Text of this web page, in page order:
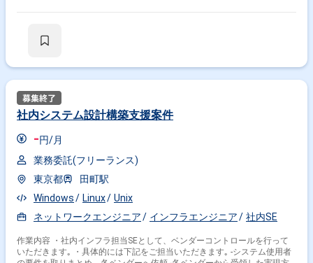
社内システム設計構築支援案件
-円/月
業務委託(フリーランス)
東京都
田町駅
Windows
Linux
Unix
ネットワークエンジニア
インフラエンジニア 社内SE
作業内容 ・社内インフラ担当SEとして、ベンダーコントロールを行って
いただきます｡ ・具体的には下記をご担当いただきます｡ -システム使用者